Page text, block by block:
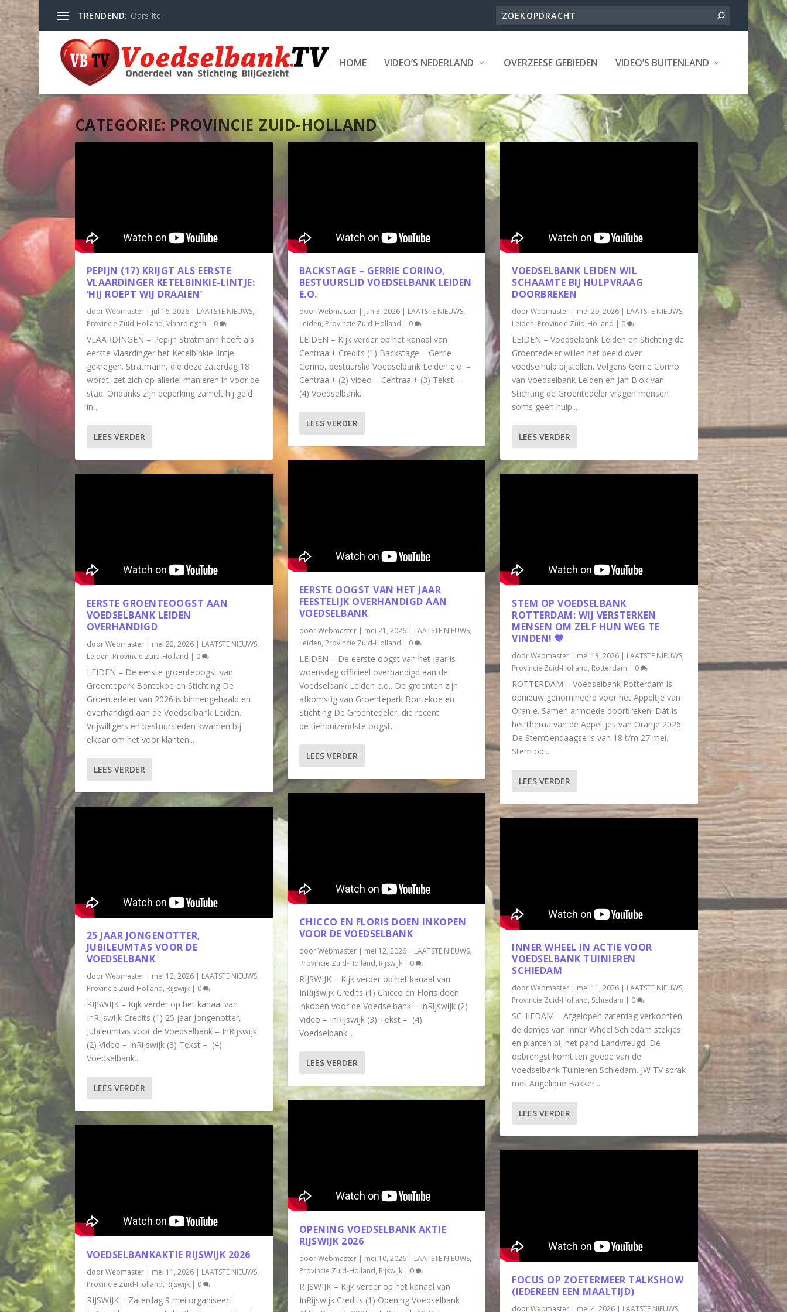
TRENDEND: Oars Ite
HOME VIDEO’S NEDERLAND OVERZEESE GEBIEDEN VIDEO’S BUITENLAND
CATEGORIE:PROVINCIE ZUID-HOLLAND
PEPIJN (17) KRIJGT ALS EERSTE
VLAARDINGER KETELBINKIE-LINTJE:
‘HIJ ROEPT WIJ DRAAIEN’
doorWebmaster| jul 16, 2026| LAATSTE NIEUWS,
Provincie Zuid-Holland, Vlaardingen | 0
VLAARDINGEN – Pepijn Stratmann heeft als
eerste Vlaardinger het Ketelbinkie-lintje
gekregen. Stratmann, die deze zaterdag 18
wordt, zet zich op allerlei manieren in voor de
stad. Ondanks zijn beperking zamelt hij geld
in,...
LEES VERDER
EERSTE GROENTEOOGST AAN
VOEDSELBANK LEIDEN
OVERHANDIGD
doorWebmaster| mei 22, 2026| LAATSTE NIEUWS,
Leiden, Provincie Zuid-Holland | 0
LEIDEN – De eerste groenteoogst van
Groentepark Bontekoe en Stichting De
Groentedeler van 2026 is binnengehaald en
overhandigd aan de Voedselbank Leiden.
Vrijwilligers en bestuursleden kwamen bij
elkaar om het voor klanten...
LEES VERDER
25 JAAR JONGENOTTER,
JUBILEUMTAS VOOR DE
VOEDSELBANK
doorWebmaster| mei 12, 2026| LAATSTE NIEUWS,
Provincie Zuid-Holland, Rijswijk| 0
RIJSWIJK – Kijk verder op het kanaal van
InRijswijk Credits (1) 25 jaar Jongenotter,
Jubileumtas voor de Voedselbank – InRijswijk
(2) Video – InRijswijk (3) Tekst – (4)
Voedselbank...
LEES VERDER
VOEDSELBANKAKTIE RIJSWIJK 2026
doorWebmaster| mei 11, 2026| LAATSTE NIEUWS,
Provincie Zuid-Holland, Rijswijk| 0
RIJSWIJK – Zaterdag 9 mei organiseert
BACKSTAGE – GERRIE CORINO,
BESTUURSLID VOEDSELBANK LEIDEN
E.O.
doorWebmaster| jun 3, 2026| LAATSTE NIEUWS,
Leiden, Provincie Zuid-Holland | 0
LEIDEN – Kijk verder op het kanaal van
Centraal+ Credits (1) Backstage – Gerrie
Corino, bestuurslid Voedselbank Leiden e.o. –
Centraal+ (2) Video – Centraal+ (3) Tekst –
(4) Voedselbank...
LEES VERDER
EERSTE OOGST VAN HET JAAR
FEESTELIJK OVERHANDIGD AAN
VOEDSELBANK
doorWebmaster| mei 21, 2026| LAATSTE NIEUWS,
Leiden, Provincie Zuid-Holland | 0
LEIDEN – De eerste oogst van het jaar is
woensdag officieel overhandigd aan de
Voedselbank Leiden e.o.. De groenten zijn
afkomstig van Groentepark Bontekoe en
Stichting De Groentedeler, die recent
de tienduizendste oogst...
LEES VERDER
CHICCO EN FLORIS DOEN INKOPEN
VOOR DE VOEDSELBANK
doorWebmaster| mei 12, 2026| LAATSTE NIEUWS,
Provincie Zuid-Holland, Rijswijk| 0
RIJSWIJK – Kijk verder op het kanaal van
InRijswijk Credits (1) Chicco en Floris doen
inkopen voor de Voedselbank – InRijswijk (2)
Video – InRijswijk (3) Tekst – (4)
Voedselbank...
LEES VERDER
OPENING VOEDSELBANK AKTIE
RIJSWIJK 2026
doorWebmaster| mei 10, 2026| LAATSTE NIEUWS,
Provincie Zuid-Holland, Rijswijk| 0
RIJSWIJK – Kijk verder op het kanaal van
InRijswijk Credits (1) Opening Voedselbank
VOEDSELBANK LEIDEN WIL
SCHAAMTE BIJ HULPVRAAG
DOORBREKEN
doorWebmaster | mei 29, 2026 | LAATSTE NIEUWS,
Leiden, Provincie Zuid-Holland | 0
LEIDEN – Voedselbank Leiden en Stichting de
Groentedeler willen het beeld over
voedselhulp bijstellen. Volgens Gerrie Corino
van Voedselbank Leiden en Jan Blok van
Stichting de Groentedeler vragen mensen
soms geen hulp...
LEES VERDER
STEM OP VOEDSELBANK
ROTTERDAM: WIJ VERSTERKEN
MENSEN OM ZELF HUN WEG TE
VINDEN! 🧡
doorWebmaster | mei 13, 2026 | LAATSTE NIEUWS,
Provincie Zuid-Holland, Rotterdam | 0
ROTTERDAM – Voedselbank Rotterdam is
opnieuw genomineerd voor het Appeltje van
Oranje. Samen armoede doorbreken! Dát is
het thema van de Appeltjes van Oranje 2026.
De Stemtiendaagse is van 18 t/m 27 mei.
Stem op:...
LEES VERDER
INNER WHEEL IN ACTIE VOOR
VOEDSELBANK TUINIEREN
SCHIEDAM
doorWebmaster | mei 11, 2026 | LAATSTE NIEUWS,
Provincie Zuid-Holland, Schiedam | 0
SCHIEDAM – Afgelopen zaterdag verkochten
de dames van Inner Wheel Schiedam stekjes
en planten bij het pand Landvreugd. De
opbrengst komt ten goede van de
Voedselbank Tuinieren Schiedam. JW TV sprak
met Angelique Bakker...
LEES VERDER
FOCUS OP ZOETERMEER TALKSHOW
(IEDEREEN EEN MAALTIJD)
doorWebmaster | mei 4, 2026 | LAATSTE NIEUWS,